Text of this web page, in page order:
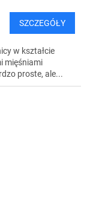
SZCZEGÓŁY
w kształcie
mięśniami
proste, ale...